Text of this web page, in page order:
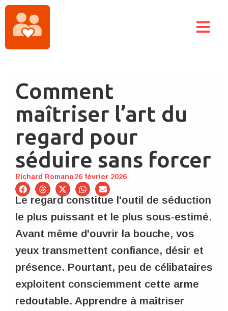
Comment
maîtriser l’art du
regard pour
séduire sans forcer
Richard Romano26 février 2026
Le regard constitue l'outil de séduction
le plus puissant et le plus sous-estimé.
Avant même d'ouvrir la bouche, vos
yeux transmettent confiance, désir et
présence. Pourtant, peu de célibataires
exploitent consciemment cette arme
redoutable. Apprendre à maîtriser